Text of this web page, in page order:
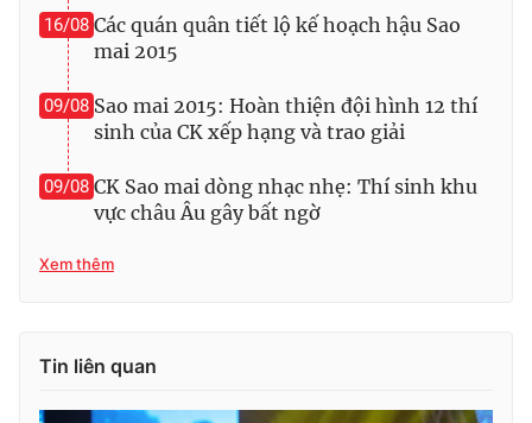
16/08 Các quán quân tiết lộ kế hoạch hậu Sao
mai 2015
09/08 Sao mai 2015: Hoàn thiện đội hình 12 thí
sinh của CK xếp hạng và trao giải
09/08 CK Sao mai dòng nhạc nhẹ: Thí sinh khu
vực châu Âu gây bất ngờ
Xem thêm
Tin liên quan